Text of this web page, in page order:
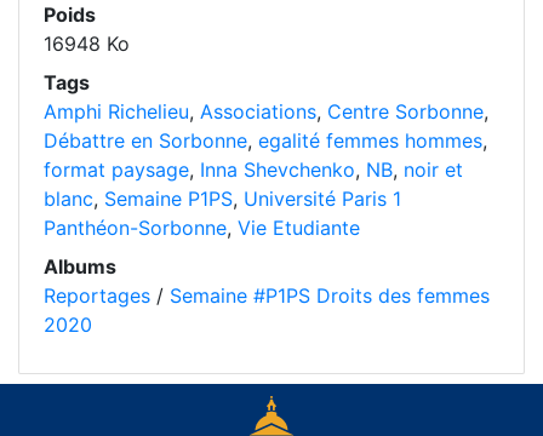
Poids
16948 Ko
Tags
Amphi Richelieu, Associations, Centre Sorbonne,
Débattre en Sorbonne, egalité femmes hommes,
format paysage, Inna Shevchenko, NB, noir et
blanc, Semaine P1PS, Université Paris 1
Panthéon-Sorbonne, Vie Etudiante
Albums
Reportages / Semaine #P1PS Droits des femmes
2020